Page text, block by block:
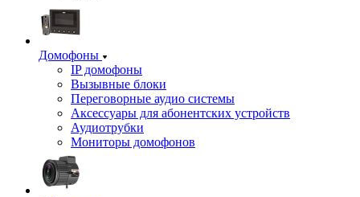
Домофоны
IP домофоны
Вызывные блоки
Переговорные аудио системы
Аксессуары для абонентских устройств
Аудиотрубки
Мониторы домофонов